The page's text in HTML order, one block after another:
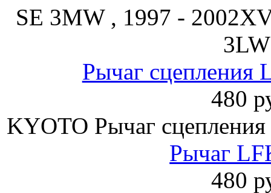
SE 3MW , 1997 -
Рычаг сцепления
480
KYOTO Рычаг
Рычаг
480